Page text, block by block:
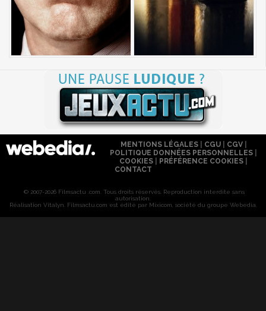
MENTIONS LÉGALES| CGU| CGV|
POLITIQUE DONNÉES PERSONNELLES
COOKIES
PRÉFÉRENCE COOKIES
CONTACT
© 2007-2026 Filmsactu .com. Tous droits réservés. Reproduction interdite sans
autorisation.
Réalisation Vitalyn . Filmsactu .com est édité par Mixicom, société du groupe Webedia.